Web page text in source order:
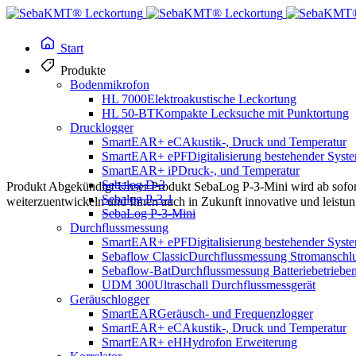
Start
Produkte
Bodenmikrofon
HL 7000Elektroakustische Leckortung
HL 50-BTKompakte Lecksuche mit Punktortung
Drucklogger
SmartEAR+ eCAkustik-, Druck und Temperatur
SmartEAR+ ePFDigitalisierung bestehender
SmartEAR+ iPDruck-, und Temperatur
Sebalog D-3
Sebalog P-3-1
SebaLog P-3-Mini
Durchflussmessung
SmartEAR+ ePFDigitalisierung bestehender
Sebaflow ClassicDurchflussmessung
Sebaflow-BatDurchflussmessung Batteriebetrieben
UDM 300Ultraschall Durchflussmessgerät
Geräuschlogger
SmartEARGeräusch- und Frequenzlogger
SmartEAR+ eCAkustik-, Druck und Temperatur
SmartEAR+ eHHydrofon Erweiterung
Produkt Abgekündigt Unser Produkt SebaLog P-3-Mini wird ab
weiterzuentwickeln und Ihnen auch in Zukunft innovative und
Logger zur Drucküberwachung und
Sebalog P-3-Mini